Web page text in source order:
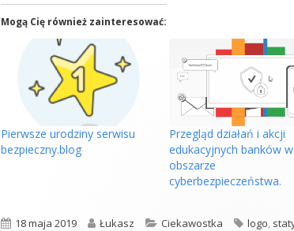
Mogą Cię również zainteresować:
Pierwsze urodziny serwisu
bezpieczny.blog
Przegląd działań i akcji
edukacyjnych banków w
obszarze
cyberbezpieczeństwa.
Opublikowano
18 maja 2019 Autor
Łukasz Kategorie
Ciekawostka Tagi
logo